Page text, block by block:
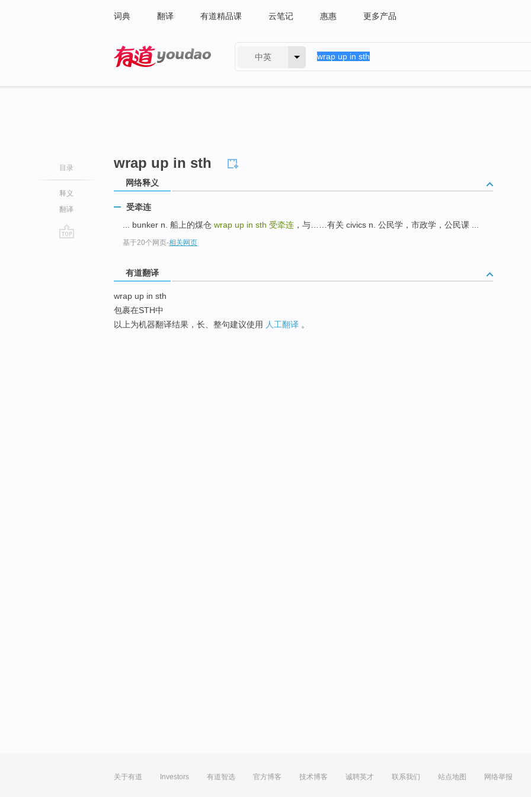
词典 翻译 有道精品课 云笔记 惠惠 更多产品
中英
目录
释义
翻译
wrap up in sth
网络释义
受牵连
... bunker n. 船上的煤仓 wrap up in sth 受牵连 ，与……有关 civics n. 公民学，市政学，公民课 ...
基于20个网页-相关网页
有道翻译
wrap up in sth
包裹在STH中
以上为机器翻译结果，长、整句建议使用 人工翻译 。
关于有道 Investors 有道智选 官方博客 技术博客 诚聘英才 联系我们 站点地图 网络举报